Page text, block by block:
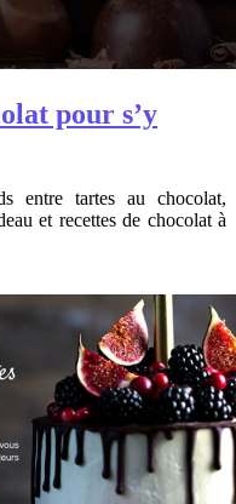
pour s’y
entre tartes au chocolat,
et recettes de chocolat à